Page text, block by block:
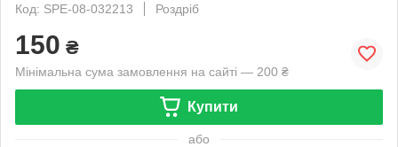
Код: SPE-08-032213
Роздріб
150 ₴
Мінімальна сума замовлення на сайті — 200 ₴
Купити
або